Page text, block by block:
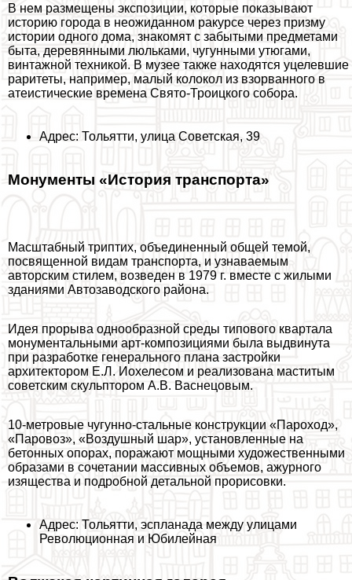
В нем размещены экспозиции, которые показывают
историю города в неожиданном paкурсе через призму
истории одного дома, знакомят с забытыми предметами
быта, деревянными люльками, чугунными утюгами,
винтажной техникой. В музее также находятся уцелевшие
раритеты, например, малый колокол из взорванного в
атеистические времена Свято-Троицкого собора.
Адрес: Тольятти, улица Советская, 39
Монументы «История трaнcпорта»
Масштабный триптих, объединенный общей темой,
посвященной видам трaнcпорта, и узнаваемым
авторским стилем, возведен в 1979 г. вместе с жилыми
зданиями Автозаводского района.
Идея прорыва однообразной среды типового квартала
монументальными арт-композициями была выдвинута
при разработке генерального плана застройки
архитектором Е.Л. Иохелесом и реализована маститым
советским скульптором А.В. Васнецовым.
10-метровые чугунно-стальные конструкции «Пароход»,
«Паровоз», «Воздушный шар», установленные на
бетонных опорах, поражают мощными художественными
образами в сочетании массивных объемов, ажурного
изящества и подробной детальной прорисовки.
Адрес: Тольятти, эспланада между улицами
Революционная и Юбилейная